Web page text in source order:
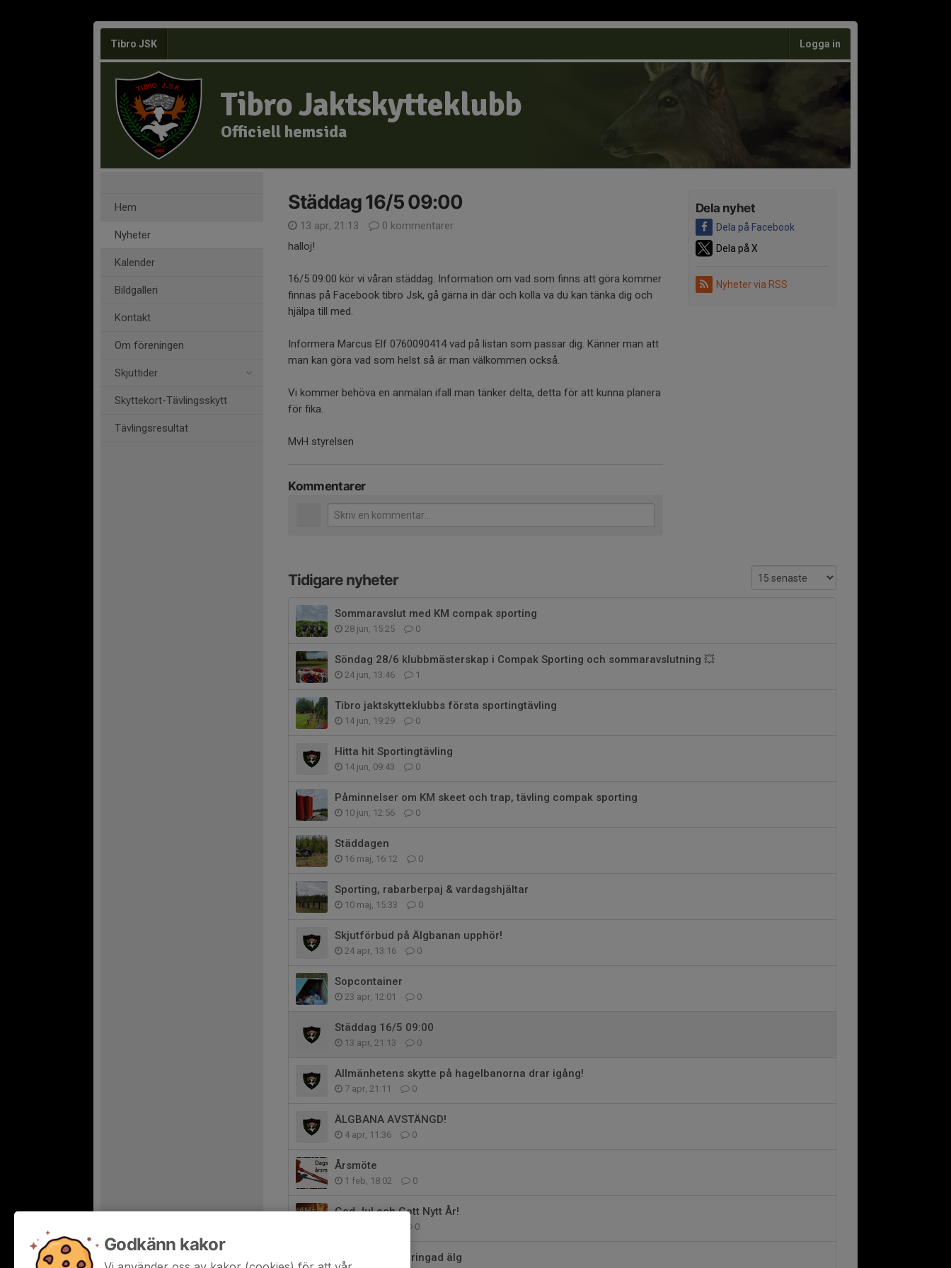
Tibro JSK Logga in
Tibro Jaktskytteklubb
Officiell hemsida
Hem
Nyheter
Kalender
Bildgalleri
Kontakt
Om föreningen
Skjuttider
Skyttekort-Tävlingsskytt
Tävlingsresultat
Dela nyhet
Dela på Facebook
Dela på X
Nyheter via RSS
Städdag 16/5 09:00
13 apr, 21:13
0 kommentarer
halloj!
16/5 09:00 kör vi våran städdag. Information om vad som finns att göra kommer
finnas på Facebook tibro Jsk, gå gärna in där och kolla va du kan tänka dig och
hjälpa till med.
Informera Marcus Elf 0760090414 vad på listan som passar dig. Känner man att
man kan göra vad som helst så är man välkommen också.
Vi kommer behöva en anmälan ifall man tänker delta, detta för att kunna planera
för fika.
MvH styrelsen
Kommentarer
Tidigare nyheter
Sommaravslut med KM compak sporting
28 jun, 15:25 0
Söndag 28/6 klubbmästerskap i Compak Sporting och sommaravslutning 💥
24 jun, 13:46 1
Tibro jaktskytteklubbs första sportingtävling
14 jun, 19:29 0
Hitta hit Sportingtävling
14 jun, 09:43 0
Påminnelser om KM skeet och trap, tävling compak sporting
10 jun, 12:56 0
Städdagen
16 maj, 16:12 0
Sporting, rabarberpaj & vardagshjältar
10 maj, 15:33 0
Skjutförbud på Älgbanan upphör!
24 apr, 13:16 0
Sopcontainer
23 apr, 12:01 0
Städdag 16/5 09:00
13 apr, 21:13 0
Allmänhetens skytte på hagelbanorna drar igång!
7 apr, 21:11 0
ÄLGBANA AVSTÄNGD!
4 apr, 11:36 0
Årsmöte
1 feb, 18:02 0
God Jul och Gott Nytt År!
0
KM kula 80m 5 ringad älg
Godkänn kakor